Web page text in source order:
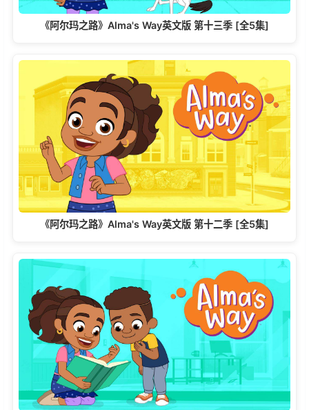
《阿尔玛之路》Alma's Way英文版 第十三季 [全5集]
《阿尔玛之路》Alma's Way英文版 第十二季 [全5集]